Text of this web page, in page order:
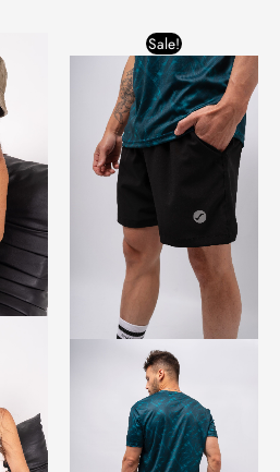
Sale!
Original
price
was:
$29,600.00.
price
is:
$27,000.00.